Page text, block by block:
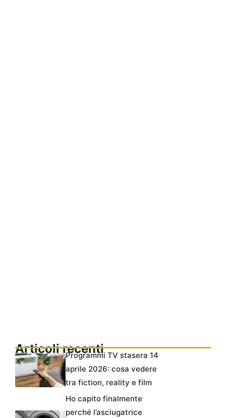
Articoli recentiProgrammi TV stasera 14
aprile 2026: cosa vedere
tra fiction, reality e film
Ho capito finalmente
perché l’asciugatrice